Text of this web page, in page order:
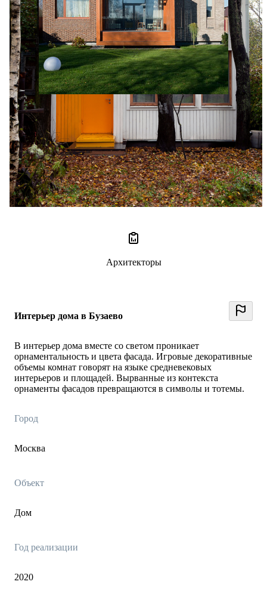
Интерьер дома в Бузаево
В интерьер дома вместе со светом проникает
орнаментальность и цвета фасада. Игровые декоративные
объемы комнат говорят на языке средневековых
интерьеров и площадей. Вырванные из контекста
орнаменты фасадов превращаются в символы и тотемы.
Город
Москва
Объект
Дом
Год реализации
2020
Сергей Колчин
5
5 отзывов
Архитекторы